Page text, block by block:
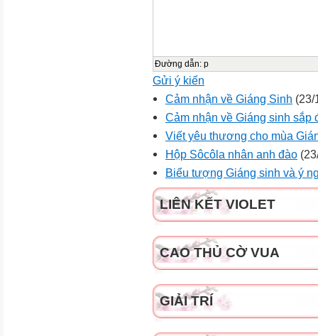
Đường dẫn: p
Gửi ý kiến
Cảm nhận về Giáng Sinh (23/
Cảm nhận về Giáng sinh sắp
Viết yêu thương cho mùa
Hộp Sôcôla nhân anh đào
Biểu tượng Giáng sinh và ý
LIÊN KẾT VIOLET
CAO THỦ CỜ VUA
GIẢI TRÍ